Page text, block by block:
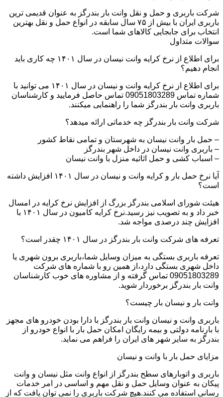
شرکت باربری و حمل و نقل وانت بار بندرگز به عنوان قدیمی ترین
باربری ایران با بیش از ۷۵ سال سابقه در انواع حمل و نقل بهترین
انتخاب برای جابجایی کالاهای شما است.
سوالات متداول
برای اطلاع از نرخ کرایه وانت نیسان در سال ۱۴۰۱ چه کاری باید
انجام دهیم؟
برای اطلاع از نرخ کرایه وانت و نیسان در سال ۱۴۰۱ می توانید با
شماره تماس 09051803289 تماس حاصل فرمایید و کارشناسان
باربری وانت بار بندرگز شما را راهنمایی میکنند.
شرکت وانت بار بندرگز چه خدماتی ارائه میدهد؟
– حمل بار وانت نیسان به شهرستان و تمامی نقاط کشور
– باربری وانت نیسان در داخل شهر بندرگز
– اسباب کشی و حمل اثاثیه منزل با وانت نیسان
آیا نرخ حمل بار و کرایه وانت و نیسان در سال ۱۴۰۱ افزایش داشته
است؟
هیئت شورای اسلامی بندرگز بزرگ از افزایش نرخ کرایه در امسال
خبر داد و به تصویب نیز رسید.نرخ کرایه کامیون در سال ۱۴۰۱ با
افزایش چند درصدی مواجه شد.
تعرفه های شرکت وانت بار بندرگز در سال ۱۴۰۱ چقدر است؟
تعرفه باربری بستگی به میزان وسایل شما،باربری برون شهری یا
داخل شهری بستگی دارد،از همین رو با شماره های شرکت
09051803289 تماس گرفته و از مشاوره های خوب کارشناسان
وانت بار بندرگز برخوردار شوید.
وانت بار و نیسان بار چیست؟
باربری وانت و نیسان وانت بار بندرگز با دارا بودن خودرو های مجهز
با بارنامه دولتی و بیمه رایگان امکان حمل بار با انواع خودرو از
بندرگز به سایر شهر های ایران را فراهم می نماید.
مزایای حمل بار با وانت و نیسان
باربری و اتوبارهای سطح بندرگز از انواع وانت مثل نیسان و وانت
پیکان به عنوان وسایل حمل و نقل مهم و اساسی در امر خدمات
رسانی استفاده می کنند.هیچ شرکت باربری را نمی توان یافت که از